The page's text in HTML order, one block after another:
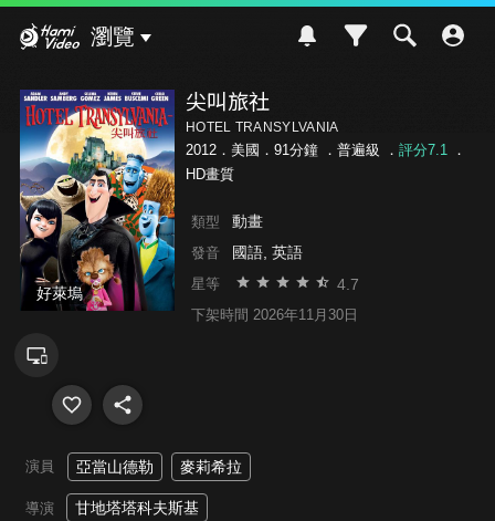
瀏覽
好萊塢
尖叫旅社
HOTEL TRANSYLVANIA
2012．美國．91分鐘 ． 普遍級 ． 評分7.1．
HD畫質
類型 動畫
發音 國語, 英語
星等 4.7
下架時間 2026年11月30日
演員 亞當山德勒 麥莉希拉
導演 甘地塔塔科夫斯基